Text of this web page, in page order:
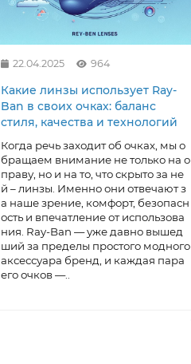
22.04.2025 964
Какие линзы использует Ray-
Ban в своих очках: баланс
стиля, качества и технологий
Когда речь заходит об очках, мы о
бращаем внимание не только на о
праву, но и на то, что скрыто за не
й – линзы. Именно они отвечают з
а наше зрение, комфорт, безопасн
ость и впечатление от использова
ния. Ray-Ban — уже давно вышед
ший за пределы простого модного
аксессуара бренд, и каждая пара
его очков —..